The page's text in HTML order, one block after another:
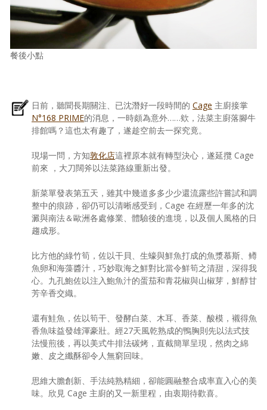
餐後小點
日前，聽聞長期關注、已沈潛好一段時間的 Cage 主廚接掌
N°168 PRIME的消息，一時頗為意外……欸，法菜主廚落腳牛
排館嗎？這也太有趣了，遂趁空前去一探究竟。
現場一問，方知敦化店這裡原本就有轉型決心，遂延攬 Cage
前來 ，大刀闊斧以法菜路線重新出發。
新菜單發表第五天，雖其中幾道多多少少還流露些許嘗試和調
整中的痕跡，卻仍可以清晰感受到，Cage 在經歷一年多的沈
澱與南法＆歐洲各處修業、體驗後的進境，以及個人風格的日
趨成形。
比方他的綠竹筍，佐以干貝、生蠔與鮮魚打成的魚漿慕斯、鳟
魚卵和海藻醬汁，巧妙取海之鮮對比當令鮮筍之清甜，深得我
心。九孔鮑佐以注入鮑魚汁的蛋茄和青花椒與山椒芽，鮮醇甘
芳辛香交織。
還有鮭魚，佐以筍干、發酵白菜、木耳、香菜、酸模，襯得魚
香魚味益發雄渾豪壯。經27天風乾熟成的鴨胸則先以法式技
法慢煎後，再以美式牛排法碳烤，直截簡單呈現，然肉之綿
嫩、皮之纖酥卻令人無窮回味。
思維大膽創新、手法純熟精細，卻能圓融整合成率直入心的美
味。欣見 Cage 主廚的又一新里程，由衷期待歡喜。